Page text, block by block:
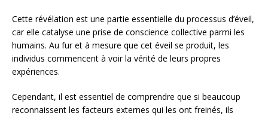
Cette révélation est une partie essentielle du processus d’éveil,
car elle catalyse une prise de conscience collective parmi les
humains. Au fur et à mesure que cet éveil se produit, les
individus commencent à voir la vérité de leurs propres
expériences.
Cependant, il est essentiel de comprendre que si beaucoup
reconnaissent les facteurs externes qui les ont freinés, ils